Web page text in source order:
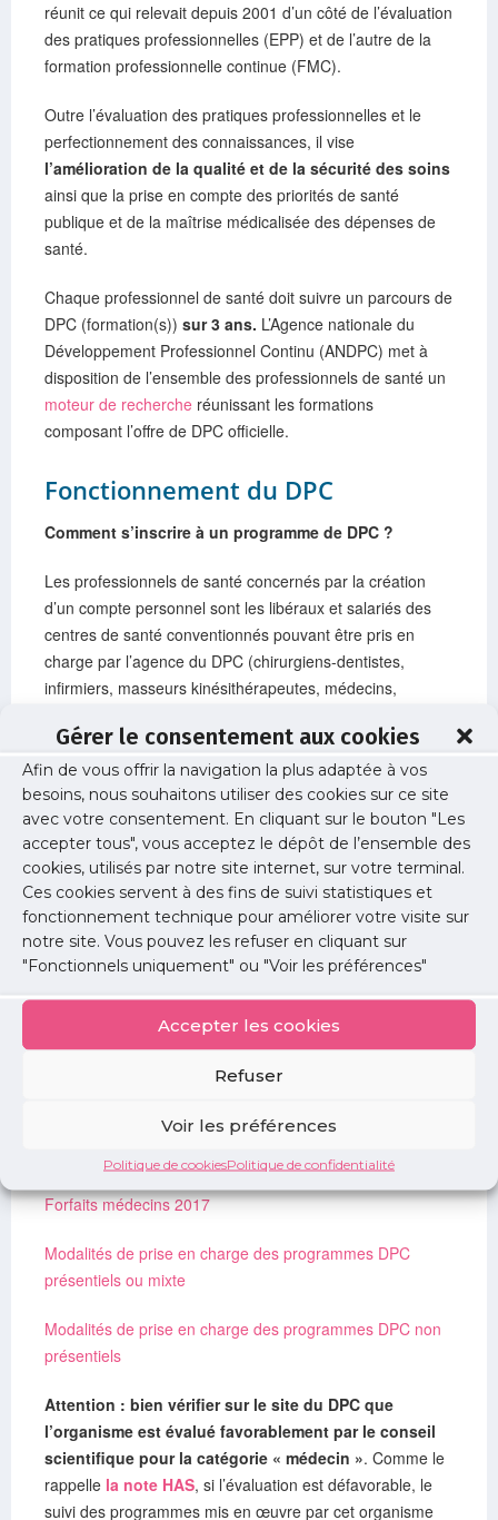
Gérer le consentement aux cookies
Afin de vous offrir la navigation la plus adaptée à vos
besoins, nous souhaitons utiliser des cookies sur ce site
avec votre consentement. En cliquant sur le bouton "Les
accepter tous", vous acceptez le dépôt de l’ensemble des
cookies, utilisés par notre site internet, sur votre terminal.
Ces cookies servent à des fins de suivi statistiques et
fonctionnement technique pour améliorer votre visite sur
notre site. Vous pouvez les refuser en cliquant sur
"Fonctionnels uniquement" ou "Voir les préférences"
Accepter les cookies
Refuser
Voir les préférences
Politique de cookiesPolitique de confidentialité
réunit ce qui relevait depuis 2001 d’un côté de l’évaluation
des pratiques professionnelles (EPP) et de l’autre de la
formation professionnelle continue (FMC).
Outre l’évaluation des pratiques professionnelles et le
perfectionnement des connaissances, il vise
l’amélioration de la qualité et de la sécurité des soins
ainsi que la prise en compte des priorités de santé
publique et de la maîtrise médicalisée des dépenses de
santé.
Chaque professionnel de santé doit suivre un parcours de
DPC (formation(s)) sur 3 ans. L’Agence nationale du
Développement Professionnel Continu (ANDPC) met à
disposition de l’ensemble des professionnels de santé un
moteur de recherche réunissant les formations
composant l’offre de DPC officielle.
Fonctionnement du DPC
Comment s’inscrire à un programme de DPC ?
Les professionnels de santé concernés par la création
d’un compte personnel sont les libéraux et salariés des
centres de santé conventionnés pouvant être pris en
charge par l’agence du DPC (chirurgiens-dentistes,
infirmiers, masseurs kinésithérapeutes, médecins,
pharmaciens et sages-femmes).
Les centres hospitaliers ne sont pas des centres de santé
conventionnés.
Pour créer votre compte personnel, rendez-vous sur
www.mondpc.fret cliquez sur « Créez votre compte » ou
« Créez votre compte personnel ».
Télécharger le mode d’emploi
Modalités des forfaits de DPC
La prise en charge globale maximum par médecin et par
paiement de l’ANDPC et l’indemnisation éventuelle du
professionnel de santé.
Forfaits médecins 2017
Modalités de prise en charge des programmes DPC
présentiels ou mixte
Modalités de prise en charge des programmes DPC non
présentiels
Attention : bien vérifier sur le site du DPC que
l’organisme est évalué favorablement par le conseil
scientifique pour la catégorie « médecin ». Comme le
rappelle la note HAS, si l’évaluation est défavorable, le
suivi des programmes mis en œuvre par cet organisme